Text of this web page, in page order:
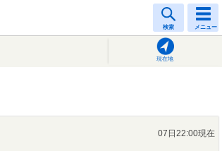
検索 メニュー
現在地
07日22:00現在